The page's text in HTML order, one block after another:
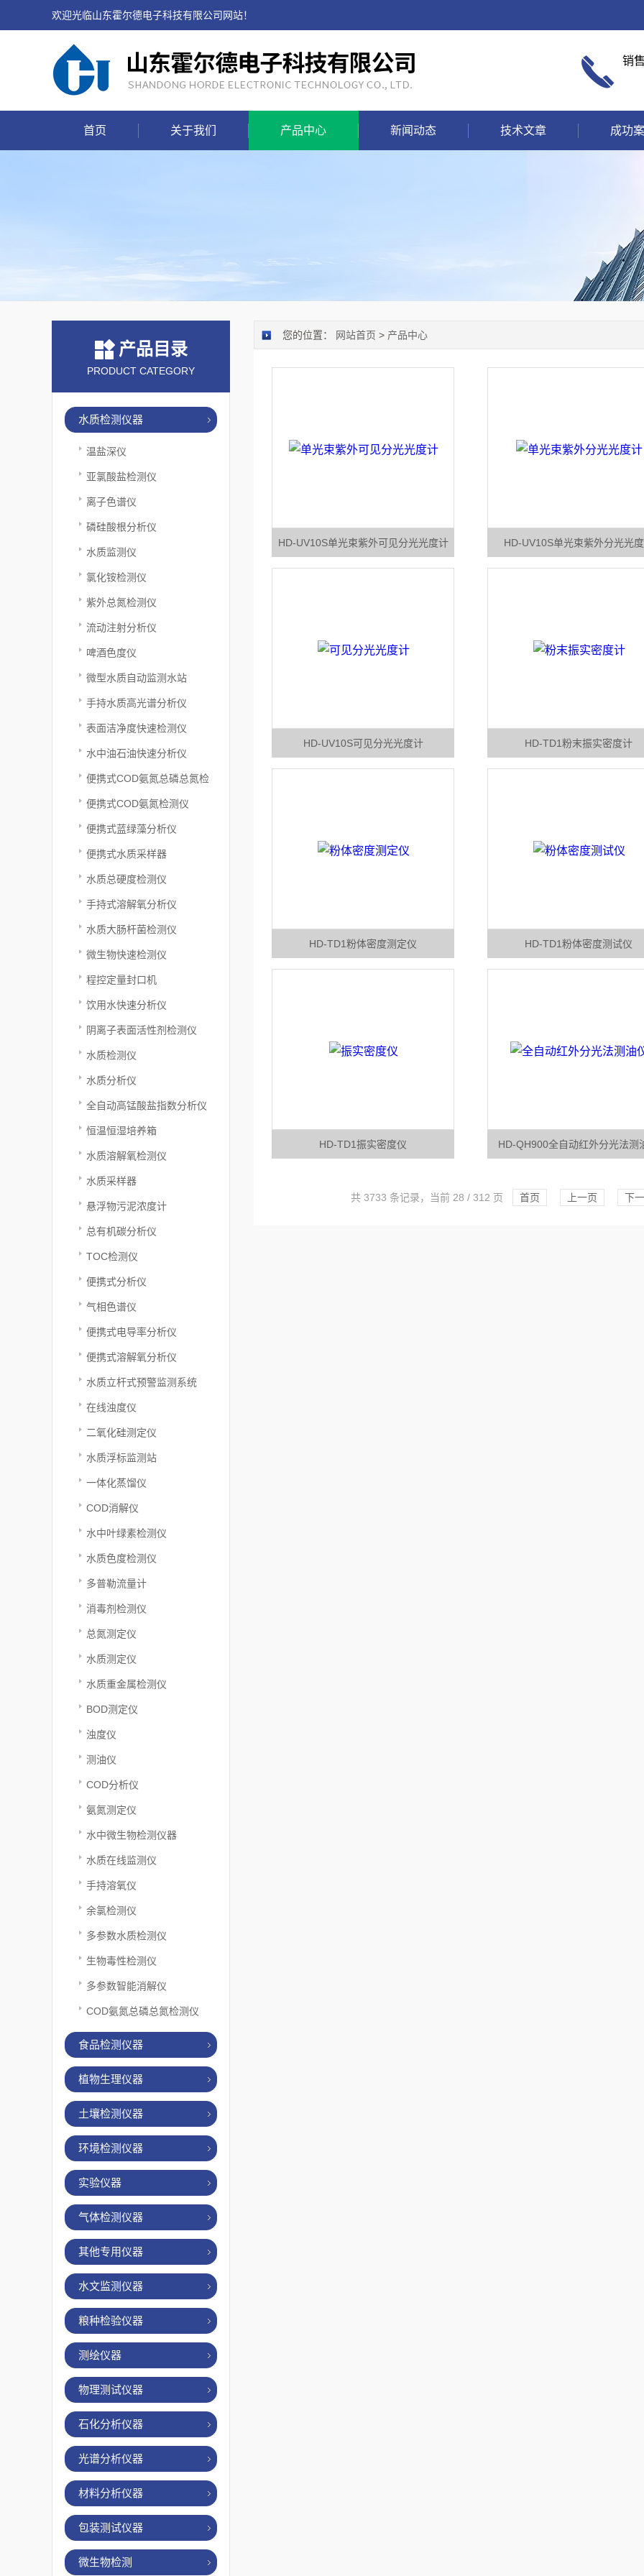
欢迎光临山东霍尔德电子科技有限公司网站！
销
首页 关于我们 产品中心 新闻动态 技术文章 成功
产品目录
PRODUCT CATEGORY
水质检测仪器
温盐深仪
亚氯酸盐检测仪
离子色谱仪
磷硅酸根分析仪
水质监测仪
氯化铵检测仪
紫外总氮检测仪
流动注射分析仪
啤酒色度仪
微型水质自动监测水站
手持水质高光谱分析仪
表面洁净度快速检测仪
水中油石油快速分析仪
便携式COD氨氮总磷总氮检
测仪
便携式COD氨氮检测仪
便携式蓝绿藻分析仪
便携式水质采样器
水质总硬度检测仪
手持式溶解氧分析仪
水质大肠杆菌检测仪
微生物快速检测仪
程控定量封口机
饮用水快速分析仪
阴离子表面活性剂检测仪
水质检测仪
水质分析仪
全自动高锰酸盐指数分析仪
恒温恒湿培养箱
水质溶解氧检测仪
水质采样器
悬浮物污泥浓度计
总有机碳分析仪
TOC检测仪
便携式分析仪
气相色谱仪
便携式电导率分析仪
便携式溶解氧分析仪
水质立杆式预警监测系统
在线浊度仪
二氧化硅测定仪
水质浮标监测站
一体化蒸馏仪
COD消解仪
水中叶绿素检测仪
水质色度检测仪
多普勒流量计
消毒剂检测仪
总氮测定仪
水质测定仪
水质重金属检测仪
BOD测定仪
浊度仪
测油仪
COD分析仪
氨氮测定仪
水中微生物检测仪器
水质在线监测仪
手持溶氧仪
余氯检测仪
多参数水质检测仪
生物毒性检测仪
多参数智能消解仪
COD氨氮总磷总氮检测仪
食品检测仪器
植物生理仪器
土壤检测仪器
环境检测仪器
实验仪器
气体检测仪器
其他专用仪器
水文监测仪器
粮种检验仪器
测绘仪器
物理测试仪器
石化分析仪器
光谱分析仪器
材料分析仪器
包装测试仪器
微生物检测
您的位置： 网站首页 > 产品中心
HD-UV10S单光束紫外可见分光光度计 HD-UV10S单光束紫外分光光
HD-UV10S可见分光光度计 HD-TD1粉末振实密度计
HD-TD1粉体密度测定仪 HD-TD1粉体密度测试仪
HD-TD1振实密度仪 HD-QH900全自动红外分光法测
共 3733 条记录，当前 28 / 312 页 首页 上一页 下